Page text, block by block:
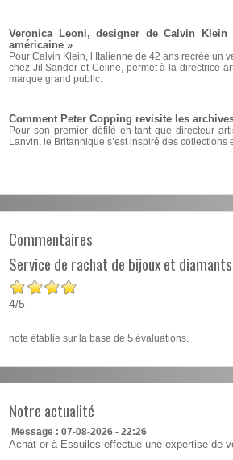
Veronica Leoni, designer de Calvin
américaine »
Pour Calvin Klein, l’Italienne de 42 ans recrée un
chez Jil Sander et Celine, permet à la directrice
marque grand public.
Comment Peter Copping revisite les
Pour son premier défilé en tant que directeur
Lanvin, le Britannique s’est inspiré des
Commentaires
Service de rachat de bijoux et diamants
4/5
note établie sur la base de 5 évaluations.
Notre actualité
Message : 07-08-2026 - 22:26
Achat or à Essuiles effectue une expertise de